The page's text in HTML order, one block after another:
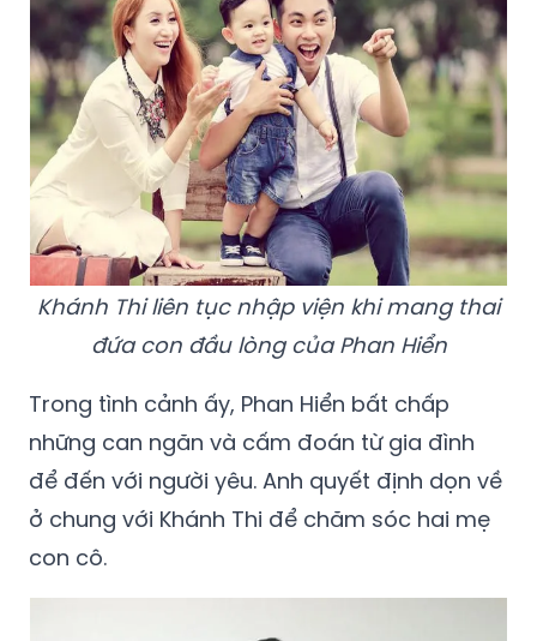
Khánh Thi liên tục nhập viện khi mang thai
đứa con đầu lòng của Phan Hiển
Trong tình cảnh ấy, Phan Hiển bất chấp
những can ngăn và cấm đoán từ gia đình
để đến với người yêu. Anh quyết định dọn về
ở chung với Khánh Thi để chăm sóc hai mẹ
con cô.